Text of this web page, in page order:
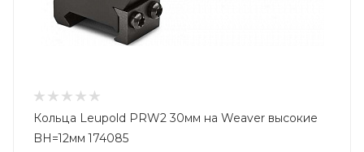
Кольца Leupold PRW2 30мм на Weaver высокие
BH=12мм 174085